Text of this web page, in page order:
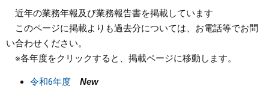
教育・文化・スポーツ
しごと・産業・観光
近年の業務年報及び業務報告書を掲載しています
このページに掲載よりも過去分については、お電話等でお問
い合わせください。
※各年度をクリックすると、掲載ページに移動します。
令和6年度 New